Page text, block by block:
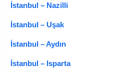
İstanbul – Nazilli
İstanbul – Uşak
İstanbul – Aydın
İstanbul – Isparta